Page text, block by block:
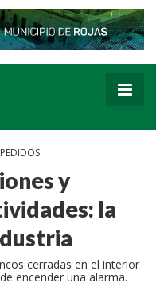
y
la
cerradas en el interior
encender una alarma.